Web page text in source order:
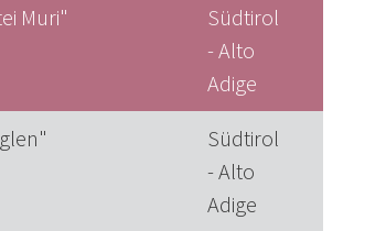
Muri"
Südtirol
- Alto
Adige
Südtirol
- Alto
Adige